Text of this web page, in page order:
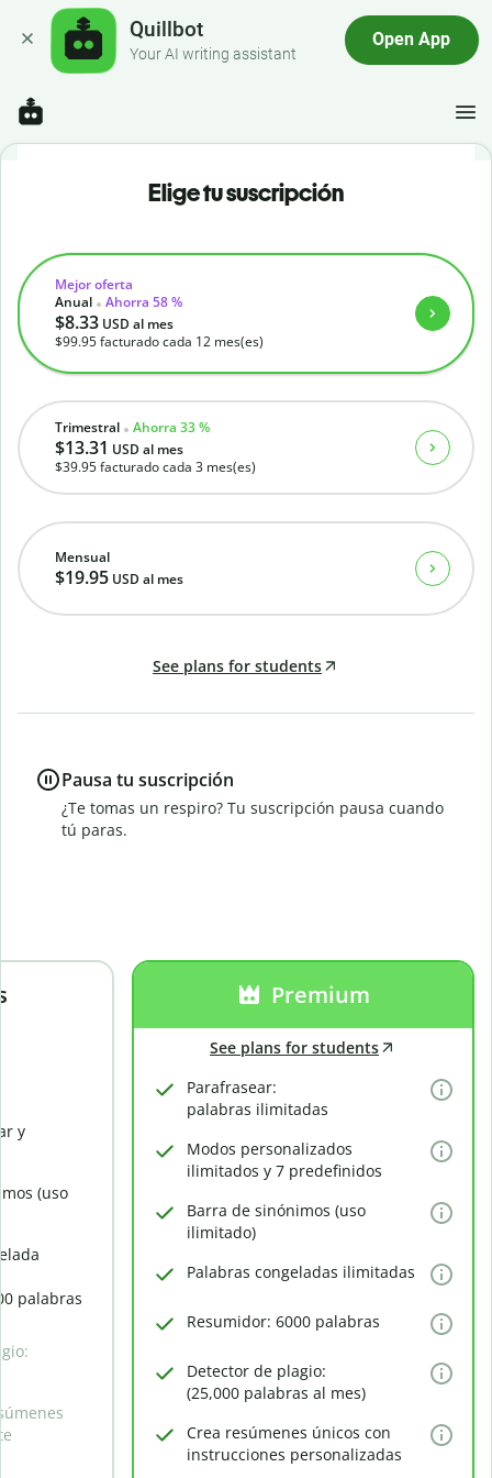
Quillbot
Your AI writing assistant
Open App
y
(uso
palabras
Premium
See plans for students
Parafrasear:
palabras ilimitadas
Modos personalizados
ilimitados y 7 predefinidos
Barra de sinónimos (uso
ilimitado)
Palabras congeladas ilimitadas
Resumidor: 6000 palabras
Detector de plagio:
(25,000 palabras al mes)
Crea resúmenes únicos con
instrucciones personalizadas
Elige tu suscripción
Mensual
$19.95 USD al mes
Trimestral Ahorra 33 %
$13.31 USD al mes
$39.95facturado cada 3 mes(es)
Mejor oferta
Anual
Ahorra 58 %
$8.33 USD al mes
$99.95facturado cada 12 mes(es)
See plans for students
Pausa tu suscripción
¿Te tomas un respiro? Tu suscripción pausa cuando
tú paras.